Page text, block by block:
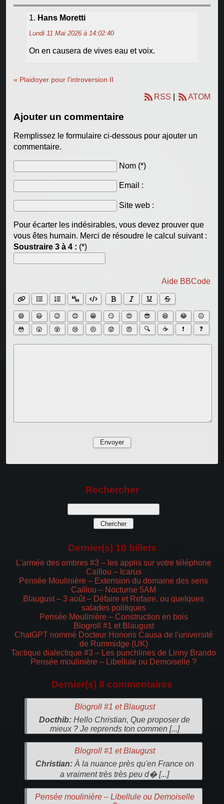
Hans Moretti
Lundi 11 Mai 2026 à 14:02:40
On en causera de vives eau et voix.
« Plaidoyer pour l'introversion II
RSS ATOM
Ajouter un commentaire
Remplissez le formulaire ci-dessous pour ajouter un
commentaire.
Nom (*)
Email :
Site web :
Pour écarter les indésirables, vous devez prouver que
vous êtes humain. Merci de résoudre le calcul suivant :
Soustraire 3 à 4 : (*)
Aide BBCode
😄 😃 😉 😊 😁 😏 😍 😎 😆 😂
😐
😳
😮 😵 😢 😣 😟 😠 🔍 ☕ ❗ ❓
Rechercher
Dernier(s) 10 billets
L'armée des ombres #3 – les applis sur votre téléphone
Caillou – Icarus
Pensée Moulinière – Extension du domaine des sens
Caillou – Nocturne 5AM
Blaugust – 3 août – Défaire et Refaire, ou quelques
salades politiques
Pensée Moulinière – Construction en bois
Blogroll #1 et Blaugust
ChatGPT nommé Docteur Honoris Causa de l'université
de Rummidge (UK)
Tactique dialectique #3 – Les punchlines de Linny Brando
Pensée moulinière – Libellule ou Demoiselle ?
Dernier(s) 8 commentaires
Blogroll #1 et Blaugust
Docthib: Hello Christian, Que proposer de
mieux ? Je reprends ton commen [...]
Blogroll #1 et Blaugust
Christian:À la nuance près qu'en France on
a vraiment très très peu d� [...]
Pensée moulinière – Libellule ou Demoiselle